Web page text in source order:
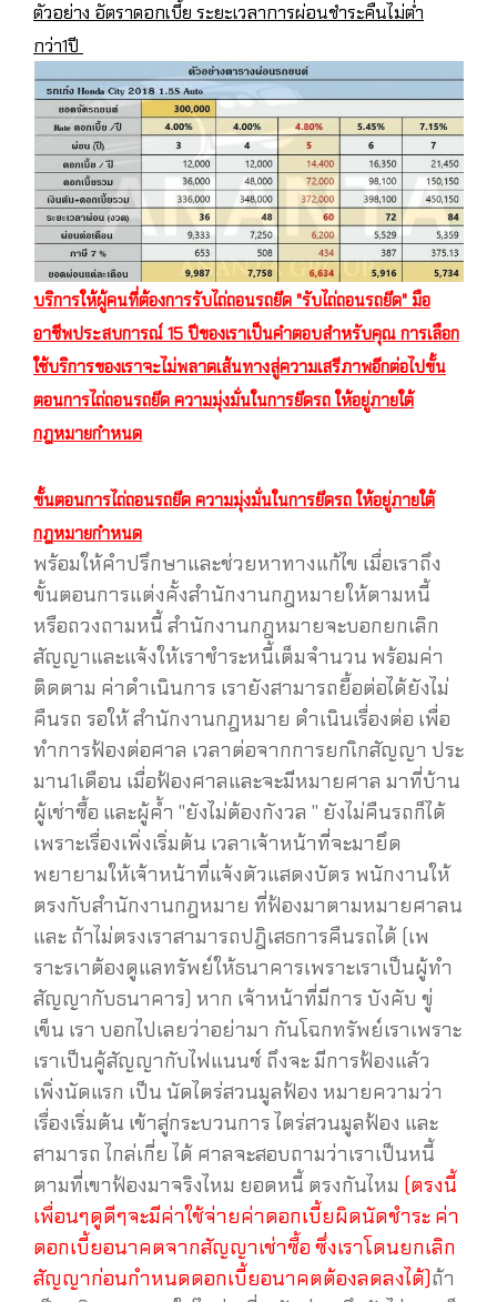
ตัวอย่าง อัตราดอกเบี้ย ระยะเวลาการผ่อนชำระคืนไม่ต่ำ
กว่า1ปี
บริการให้ผู้คนที่ต้องการรับไถ่ถอนรถยึด "รับไถ่ถอนรถยึด" มือ
อาชีพประสบการณ์ 15 ปีของเราเป็นคำตอบสำหรับคุณ การเลือก
ใช้บริการของเราจะไม่พลาดเส้นทางสู่ความเสรีภาพอีกต่อไปขั้น
ตอนการไถ่ถอนรถยึด ความมุ่งมั่นในการยึดรถ ให้อยู่ภายใต้
กฎหมายกำหนด
ขั้นตอนการไถ่ถอนรถยึด ความมุ่งมั่นในการยึดรถ ให้อยู่ภายใต้
กฎหมายกำหนด
พร้อมให้คำปรึกษาและช่วยหาทางแก้ไข เมื่อเราถึง
ขั้นตอนการแต่งคั้งสำนักงานกฎหมายให้ตามหนี้
หรือถวงถามหนี้ สำนักงานกฎหมายจะบอกยกเลิก
สัญญาและแจ้งให้เราชำระหนี้เต็มจำนวน พร้อมค่า
ติดตาม ค่าดำเนินการ เรายังสามารถยื้อต่อได้ยังไม่
คืนรถ รอให้ สำนักงานกฎหมาย ดำเนินเรื่องต่อ เพื่อ
ทำการฟ้องต่อศาล เวลาต่อจากการยกเิกสัญญา ประ
มาน1เดือน เมื่อฟ้องศาลและจะมีหมายศาล มาที่บ้าน
ผู้เช่าซื้อ และผู้ค้ำ "ยังไม่ต้องกังวล " ยังไม่คืนรถก็ได้
เพราะเรื่องเพิ่งเริ่มต้น เวลาเจ้าหน้าที่จะมายึด
พยายามให้เจ้าหน้าที่แจ้งตัวแสดงบัตร พนักงานให้
ตรงกับสำนักงานกฎหมาย ที่ฟ้องมาตามหมายศาลน
และ ถ้าไม่ตรงเราสามารถปฎิเสธการคืนรถได้ (เพ
ราะรเาต้องดูแลทรัพย์ให้ธนาคารเพราะเราเป็นผู้ทำ
สัญญากับธนาคาร) หาก เจ้าหน้าที่มีการ บังคับ ขู่
เข็น เรา บอกไปเลยว่าอย่ามา กันโฉกทรัพย์เราเพราะ
เราเป็นคู้สัญญากับไฟแนนซ์ ถึงจะ มีการฟ้องแล้ว
เพิ่งนัดแรก เป็น นัดไตร่สวนมูลฟ้อง หมายความว่า
เรื่องเริ่มต้น เข้าสู่กระบวนการ ไตร่สวนมูลฟ้อง และ
สามารถ ไกล่เกี่ย ได้ ศาลจะสอบถามว่าเราเป็นหนี้
ตามที่เขาฟ้องมาจริงไหม ยอดหนี้ ตรงกันไหม (ตรงนี้
เพื่อนๆดูดีๆจะมีค่าใช้จ่ายค่าดอกเบี้ยผิดนัดชำระ ค่า
ดอกเบี้ยอนาคตจากสัญญาเช่าซื้อ ซึ่งเราโดนยกเลิก
สัญญาก่อนกำหนดดอกเบี้ยอนาคตต้องลดลงได้)ถ้า